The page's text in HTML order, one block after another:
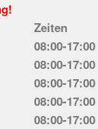
Zeiten
08:00-17:00
08:00-17:00
08:00-17:00
08:00-17:00
08:00-17:00